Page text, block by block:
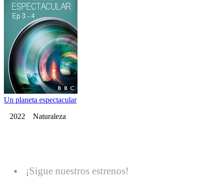
Un planeta espectacular
2022 Naturaleza
¡Sigue nuestros estrenos!